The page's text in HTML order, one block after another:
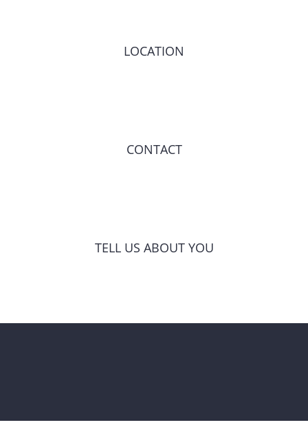
LOCATION
CONTACT
TELL US ABOUT YOU